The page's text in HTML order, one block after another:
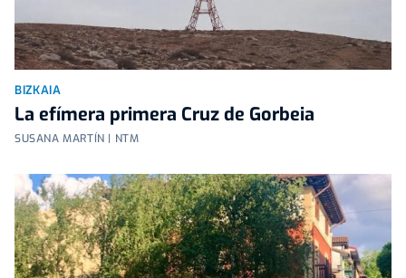
BIZKAIA
La efímera primera Cruz de Gorbeia
SUSANA MARTÍN | NTM